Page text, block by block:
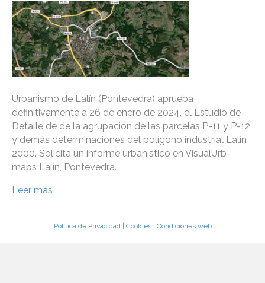
Urbanismo de Lalín (Pontevedra) aprueba
definitivamente a 26 de enero de 2024, el Estudio de
Detalle de de la agrupación de las parcelas P-11 y P-12
y demás determinaciones del polígono industrial Lalín
2000. Solicita un informe urbanístico en VisualUrb-
maps Lalín, Pontevedra.
Leer más
Política de Privacidad| Cookies| Condiciones web